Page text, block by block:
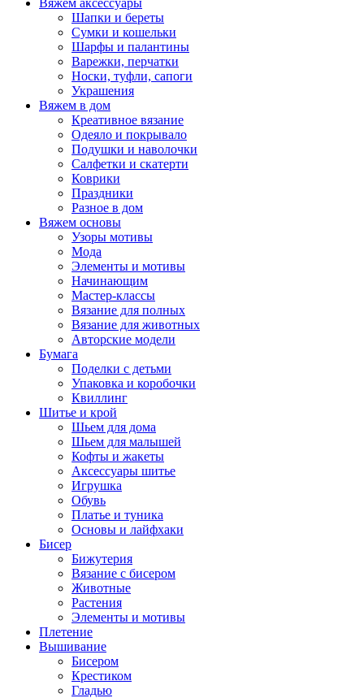
Вяжем аксессуары
Шапки и береты
Сумки и кошельки
Шарфы и палантины
Варежки, перчатки
Носки, туфли, сапоги
Украшения
Вяжем в дом
Креативное вязание
Одеяло и покрывало
Подушки и наволочки
Салфетки и скатерти
Коврики
Праздники
Разное в дом
Вяжем основы
Узоры мотивы
Мода
Элементы и мотивы
Начинающим
Мастер-классы
Вязание для полных
Вязание для животных
Авторские модели
Бумага
Поделки с детьми
Упаковка и коробочки
Квиллинг
Шитье и крой
Шьем для дома
Шьем для малышей
Кофты и жакеты
Аксессуары шитье
Игрушка
Обувь
Платье и туника
Основы и лайфхаки
Бисер
Бижутерия
Вязание с бисером
Животные
Растения
Элементы и мотивы
Плетение
Вышивание
Бисером
Крестиком
Гладью